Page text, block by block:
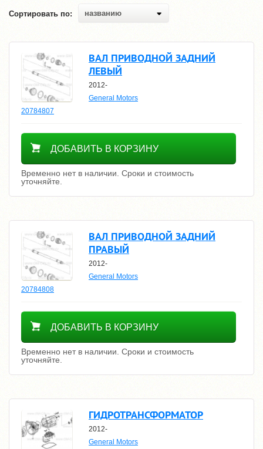
Сортировать по: названию
ВАЛ ПРИВОДНОЙ ЗАДНИЙ
ЛЕВЫЙ
2012-
General Motors
20784807
Уточнить цену
ДОБАВИТЬ В КОРЗИНУ
Временно нет в наличии. Сроки и стоимость
уточняйте.
ВАЛ ПРИВОДНОЙ ЗАДНИЙ
ПРАВЫЙ
2012-
General Motors
20784808
Уточнить цену
ДОБАВИТЬ В КОРЗИНУ
Временно нет в наличии. Сроки и стоимость
уточняйте.
ГИДРОТРАНСФОРМАТОР
2012-
General Motors